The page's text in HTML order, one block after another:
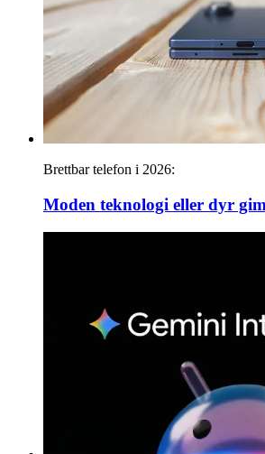
Brettbar telefon i 2026:
Moden teknologi eller dyr